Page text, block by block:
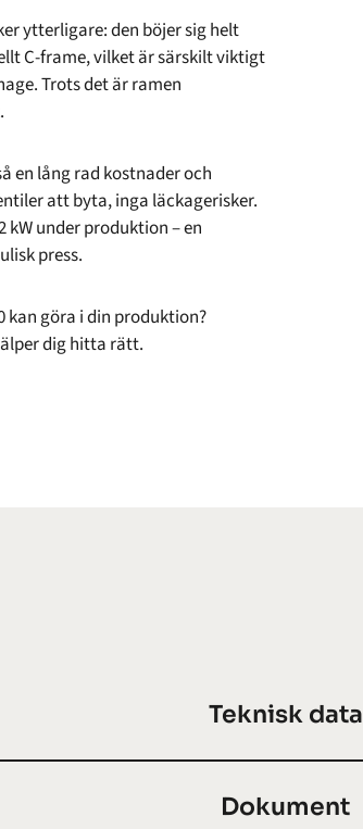
ytterligare: den böjer sig helt
C-frame, vilket är särskilt viktigt
Trots det är ramen
en lång rad kostnader och
att byta, inga läckagerisker.
under produktion – en
press.
kan göra i din produktion?
dig hitta rätt.
Teknisk data
Dokument